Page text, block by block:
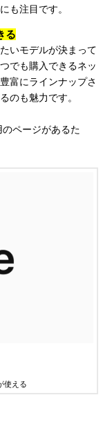
も注目です。
る
いモデルが決まって
でも購入できるネッ
富にラインナップさ
のも魅力です。
ページがあるた
使える